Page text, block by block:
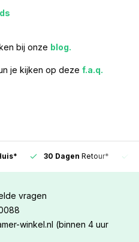
bij onze blog.
je kijken op deze f.a.q.
30 Dagen Retour*
vragen
winkel.nl (binnen 4 uur